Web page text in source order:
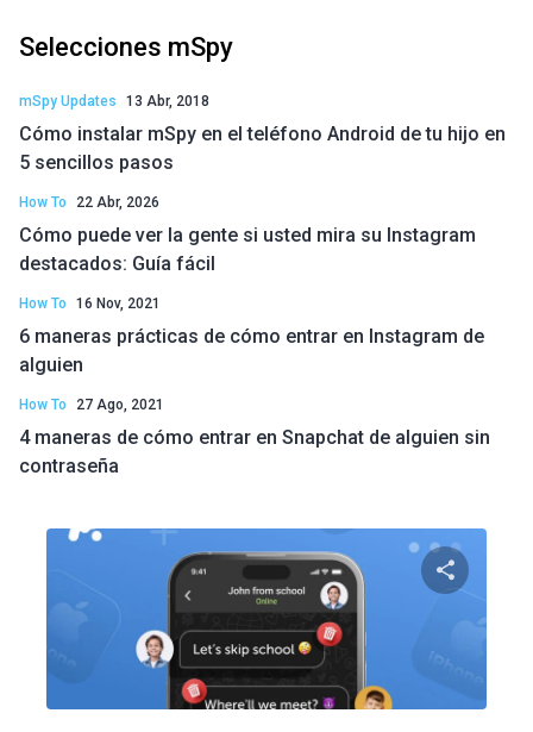
Selecciones mSpy
mSpy Updates 13 Abr, 2018
Cómo instalar mSpy en el teléfono Android de tu hijo en
5 sencillos pasos
How To 22 Abr, 2026
Cómo puede ver la gente si usted mira su Instagram
destacados: Guía fácil
How To 16 Nov, 2021
6 maneras prácticas de cómo entrar en Instagram de
alguien
How To 27 Ago, 2021
4 maneras de cómo entrar en Snapchat de alguien sin
contraseña